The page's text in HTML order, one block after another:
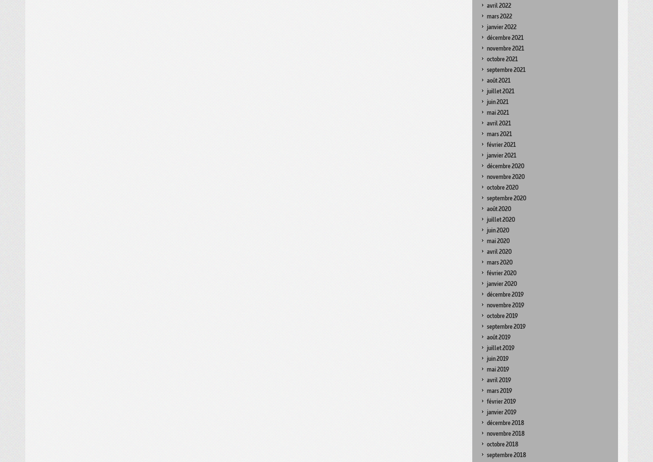
avril 2022
mars 2022
janvier 2022
décembre 2021
novembre 2021
octobre 2021
septembre 2021
août 2021
juillet 2021
juin 2021
mai 2021
avril 2021
mars 2021
février 2021
janvier 2021
décembre 2020
novembre 2020
octobre 2020
septembre 2020
août 2020
juillet 2020
juin 2020
mai 2020
avril 2020
mars 2020
février 2020
janvier 2020
décembre 2019
novembre 2019
octobre 2019
septembre 2019
août 2019
juillet 2019
juin 2019
mai 2019
avril 2019
mars 2019
février 2019
janvier 2019
décembre 2018
novembre 2018
octobre 2018
septembre 2018